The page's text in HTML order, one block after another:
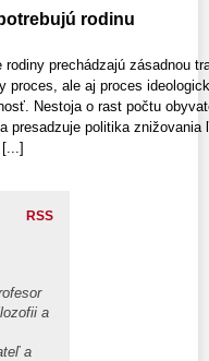
rodinu
rodiny prechádzajú zásadnou
proces, ale aj proces
Nestoja o rast počtu
presadzuje politika
RSS
a
a